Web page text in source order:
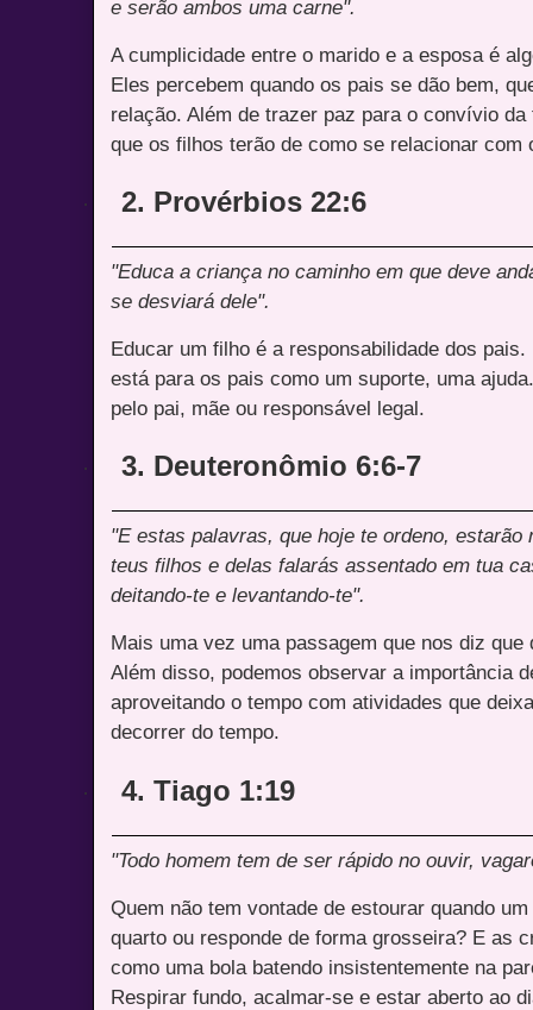
e serão ambos uma carne".
A cumplicidade entre o marido e a esposa é
Eles percebem quando os pais se dão bem,
relação. Além de trazer paz para o convívio
que os filhos terão de como se relacionar com
· 2. Provérbios 22:6
"Educa a criança no caminho em que deve
se desviará dele".
Educar um filho é a responsabilidade dos
está para os pais como um suporte, uma
pelo pai, mãe ou responsável legal.
· 3. Deuteronômio 6:6-7
"E estas palavras, que hoje te ordeno,
teus filhos e delas falarás assentado em tua
deitando-te e levantando-te".
Mais uma vez uma passagem que nos diz
Além disso, podemos observar a importância
aproveitando o tempo com atividades que
decorrer do tempo.
· 4. Tiago 1:19
"Todo homem tem de ser rápido no ouvir,
Quem não tem vontade de estourar quando
quarto ou responde de forma grosseira? E as
como uma bola batendo insistentemente na
Respirar fundo, acalmar-se e estar aberto ao